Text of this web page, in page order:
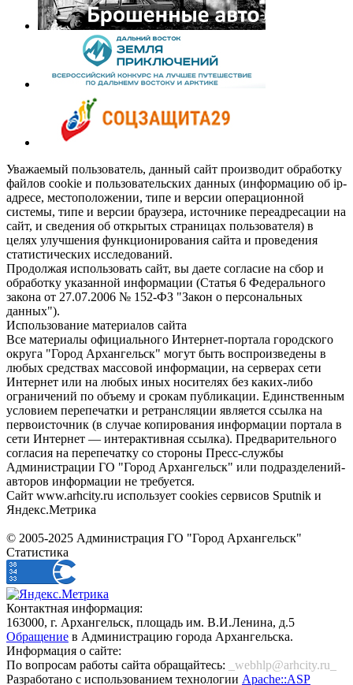
Уважаемый пользователь, данный сайт производит обработку
файлов cookie и пользовательских данных (информацию об ip-
адресе, местоположении, типе и версии операционной
системы, типе и версии браузера, источнике переадресации на
сайт, и сведения об открытых страницах пользователя) в
целях улучшения функционирования сайта и проведения
статистических исследований.
Продолжая использовать сайт, вы даете согласие на сбор и
обработку указанной информации (Статья 6 Федерального
закона от 27.07.2006 № 152-ФЗ "Закон о персональных
данных").
Использование материалов сайта
Все материалы официального Интернет-портала городского
округа "Город Архангельск" могут быть воспроизведены в
любых средствах массовой информации, на серверах сети
Интернет или на любых иных носителях без каких-либо
ограничений по объему и срокам публикации. Единственным
условием перепечатки и ретрансляции является ссылка на
первоисточник (в случае копирования информации портала в
сети Интернет — интерактивная ссылка). Предварительного
согласия на перепечатку со стороны Пресс-службы
Администрации ГО "Город Архангельск" или подразделений-
авторов информации не требуется.
Сайт www.arhcity.ru использует cookies сервисов Sputnik и
Яндекс.Метрика
© 2005-2025 Администрация ГО "Город Архангельск"
Статистика
Контактная информация:
163000, г. Архангельск, площадь им. В.И.Ленина, д.5
Обращение в Администрацию города Архангельска.
Информация о сайте:
По вопросам работы сайта обращайтесь:
_webhlp@arhcity.ru_
Разработано с использованием технологии Apache::ASP